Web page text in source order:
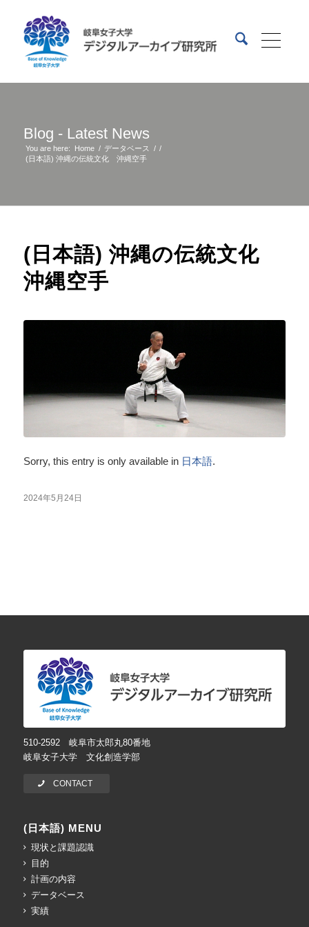
Blog - Latest News
You are here: Home / データベース / /
(日本語) 沖縄の伝統文化 沖縄空手
(日本語) 沖縄の伝統文化
沖縄空手
Sorry, this entry is only available in 日本語.
2024年5月24日
510-2592 岐阜市太郎丸80番地
岐阜女子大学 文化創造学部
CONTACT
(日本語) MENU
現状と課題認識
目的
計画の内容
データベース
実績